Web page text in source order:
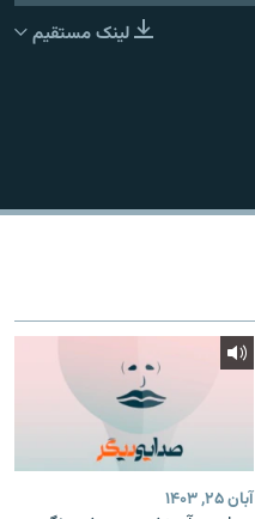
لینک مستقیم
آبان ۲۵, ۱۴۰۳